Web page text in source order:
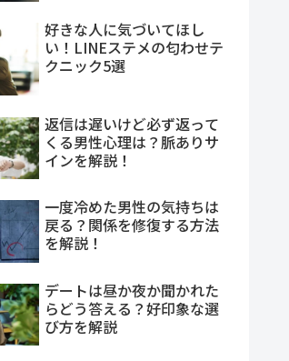
好きな人に気づいてほし
い！LINEステメの匂わせテ
クニック5選
返信は遅いけど必ず返って
くる男性心理は？脈ありサ
インを解説！
一度冷めた男性の気持ちは
戻る？関係を修復する方法
を解説！
デートは昼か夜か聞かれた
らどう答える？好印象な選
び方を解説